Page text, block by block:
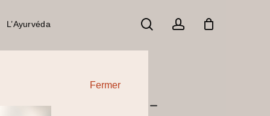
L’Ayurvéda searchaccount
BUDDHI –
Fermer
votre avis sur “Infusion Buddhi – Concentration”